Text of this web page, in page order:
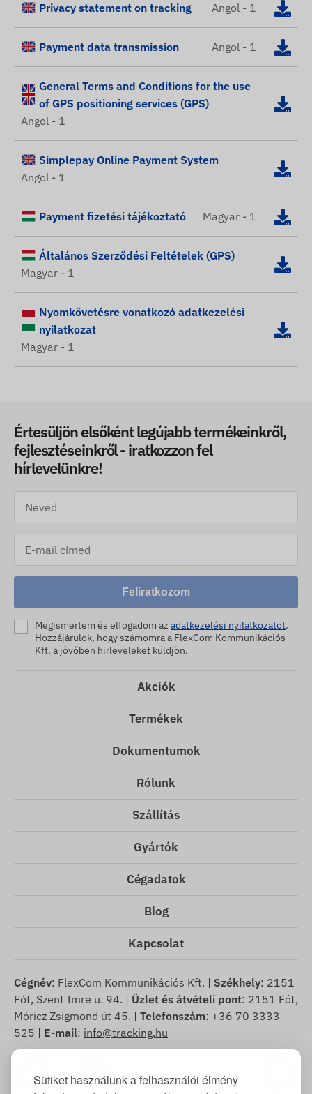
Sütiket használunk a felhasználói élmény
Privacy statement on tracking Angol - 1
Payment data transmission Angol - 1
General Terms and Conditions for the use
of GPS positioning services (GPS)
Angol - 1
Simplepay Online Payment System
Angol - 1
Payment fizetési tájékoztató Magyar - 1
Általános Szerződési Feltételek (GPS)
Magyar - 1
Nyomkövetésre vonatkozó adatkezelési
nyilatkozat
Magyar - 1
Értesüljön elsőként legújabb termékeinkről,
fejlesztéseinkről - iratkozzon fel
hírlevelünkre!
Feliratkozom
Megismertem és elfogadom az adatkezelési nyilatkozatot.
Hozzájárulok, hogy számomra a FlexCom Kommunikációs
Kft. a jövőben hirleveleket küldjön.
Akciók
Termékek
Dokumentumok
Rólunk
Szállítás
Gyártók
Cégadatok
Blog
Kapcsolat
Cégnév: FlexCom Kommunikációs Kft. | Székhely: 2151
Fót, Szent Imre u. 94. | Üzlet és átvételi pont: 2151 Fót,
Móricz Zsigmond út 45. | Telefonszám: +36 70 3333
525 | E-mail: info@tracking.hu